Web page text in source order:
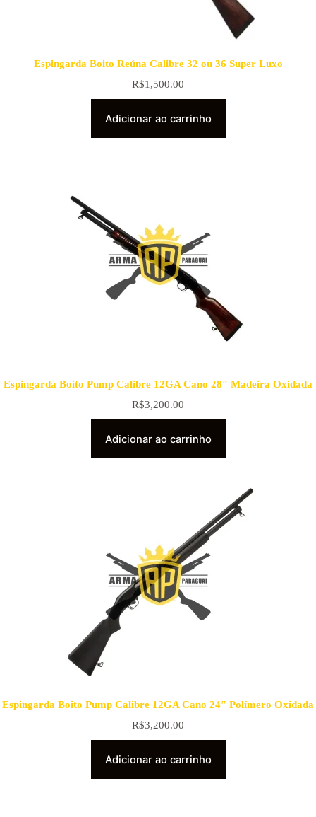
Espingarda Boito Reúna Calibre 32 ou 36 Super Luxo
R$1,500.00
Adicionar ao carrinho
Espingarda Boito Pump Calibre 12GA Cano 28″ Madeira Oxidada
R$3,200.00
Adicionar ao carrinho
Espingarda Boito Pump Calibre 12GA Cano 24″ Polímero Oxidada
R$3,200.00
Adicionar ao carrinho